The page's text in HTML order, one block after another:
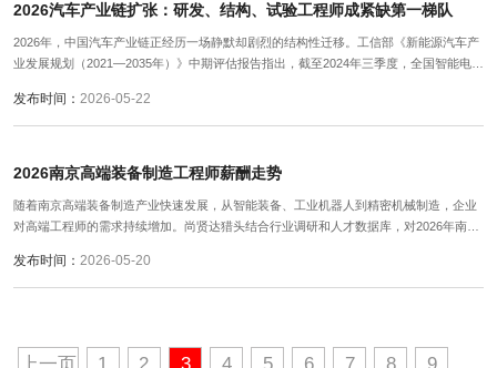
2026汽车产业链扩张：研发、结构、试验工程师成紧缺第一梯队
2026年，中国汽车产业链正经历一场静默却剧烈的结构性迁移。工信部《新能源汽车产
业发展规划（2021—2035年）》中期评估报告指出，截至2024年三季度，全国智能电动
片验证环节。
发布时间： 2026-05-22
2026南京高端装备制造工程师薪酬走势
随着南京高端装备制造产业快速发展，从智能装备、工业机器人到精密机械制造，企业
对高端工程师的需求持续增加。尚贤达猎头结合行业调研和人才数据库，对2026年南京
发布时间： 2026-05-20